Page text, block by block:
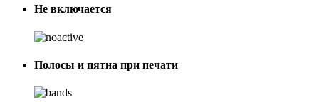
Не включается
Полосы и пятна при печати